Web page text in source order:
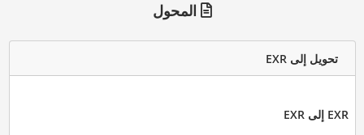
المحول
تحويل إلى EXR
EXR إلى EXR